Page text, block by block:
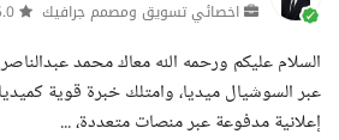
اخصائي تسويق ومصمم جرافيك
السلام عليكم ورحمه الله معاك محمد
عبر السوشيال ميديا، وامتلك خبرة قوية
إعلانية مدفوعة عبر منصات متعددة، ...